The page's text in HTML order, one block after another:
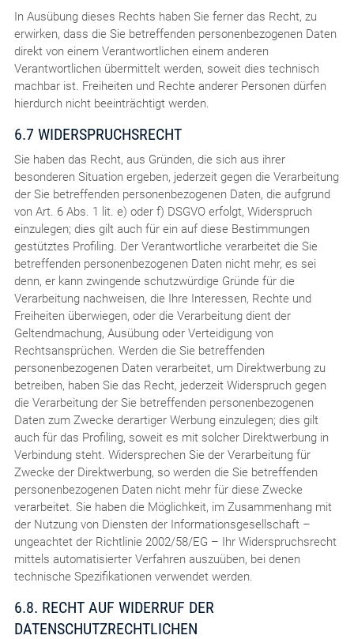
In Ausübung dieses Rechts haben Sie ferner das Recht, zu
erwirken, dass die Sie betreffenden personenbezogenen Daten
direkt von einem Verantwortlichen einem anderen
Verantwortlichen übermittelt werden, soweit dies technisch
machbar ist. Freiheiten und Rechte anderer Personen dürfen
hierdurch nicht beeinträchtigt werden.
6.7 WIDERSPRUCHSRECHT
Sie haben das Recht, aus Gründen, die sich aus ihrer
besonderen Situation ergeben, jederzeit gegen die Verarbeitung
der Sie betreffenden personenbezogenen Daten, die aufgrund
von Art. 6 Abs. 1 lit. e) oder f) DSGVO erfolgt, Widerspruch
einzulegen; dies gilt auch für ein auf diese Bestimmungen
gestütztes Profiling. Der Verantwortliche verarbeitet die Sie
betreffenden personenbezogenen Daten nicht mehr, es sei
denn, er kann zwingende schutzwürdige Gründe für die
Verarbeitung nachweisen, die Ihre Interessen, Rechte und
Freiheiten überwiegen, oder die Verarbeitung dient der
Geltendmachung, Ausübung oder Verteidigung von
Rechtsansprüchen. Werden die Sie betreffenden
personenbezogenen Daten verarbeitet, um Direktwerbung zu
betreiben, haben Sie das Recht, jederzeit Widerspruch gegen
die Verarbeitung der Sie betreffenden personenbezogenen
Daten zum Zwecke derartiger Werbung einzulegen; dies gilt
auch für das Profiling, soweit es mit solcher Direktwerbung in
Verbindung steht. Widersprechen Sie der Verarbeitung für
Zwecke der Direktwerbung, so werden die Sie betreffenden
personenbezogenen Daten nicht mehr für diese Zwecke
verarbeitet. Sie haben die Möglichkeit, im Zusammenhang mit
der Nutzung von Diensten der Informationsgesellschaft –
ungeachtet der Richtlinie 2002/58/EG – Ihr Widerspruchsrecht
mittels automatisierter Verfahren auszuüben, bei denen
technische Spezifikationen verwendet werden.
6.8. RECHT AUF WIDERRUF DER
DATENSCHUTZRECHTLICHEN